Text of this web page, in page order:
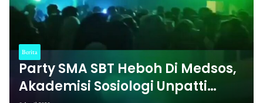
Berita
Party SMA SBT Heboh Di Medsos,
Akademisi Sosiologi Unpatti